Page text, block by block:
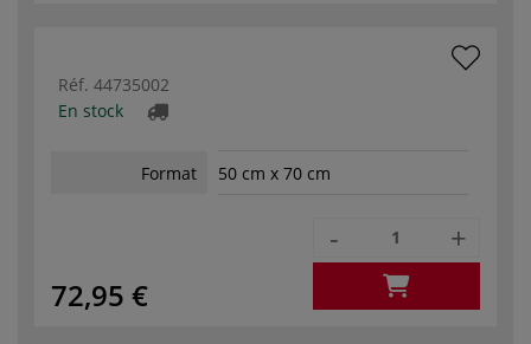
Réf. 44735002
En stock
Format 50 cm x 70 cm
72,95 €
- +